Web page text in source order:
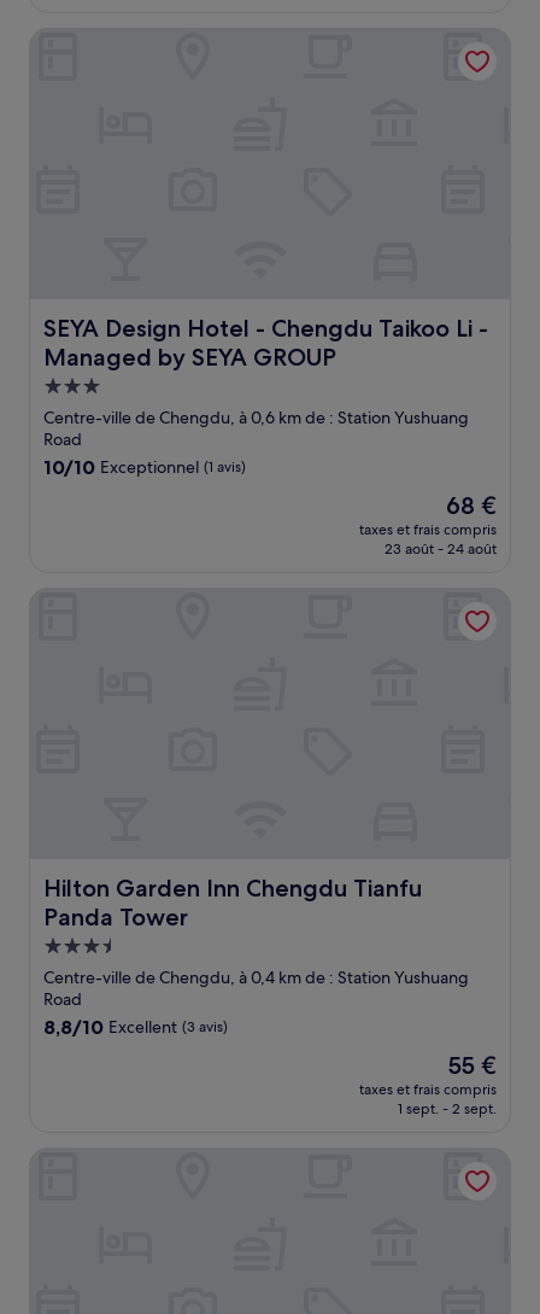
de
378 €
SEYA Design Hotel - Chengdu Taikoo Li -
Managed by SEYA GROUP
SEYA Design Hotel - Chengdu Taikoo Li - Managed by
Hébergement
3.0 étoiles
Centre-ville de Chengdu, à 0,6 km de : Station Yushuang
Road
10.0
10/10 Exceptionnel (1 avis)
Le
nouveau
prix
de
68 €
68 €
taxes et frais compris
23 août - 24 août
SEYA Design Hotel - Chengdu Taikoo Li - Managed by
Hilton Garden Inn Chengdu Tianfu
Panda Tower
Hilton Garden Inn Chengdu Tianfu Panda Tower
Hébergement
3.5 étoiles
Centre-ville de Chengdu, à 0,4 km de : Station Yushuang
Road
8.8
8,8/10 Excellent (3 avis)
Le
nouveau
prix
de
55 €
55 €
taxes et frais compris
1 sept. - 2 sept.